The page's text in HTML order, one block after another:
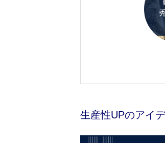
生産性UPのアイ